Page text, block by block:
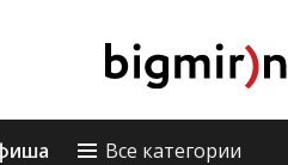
Все категории